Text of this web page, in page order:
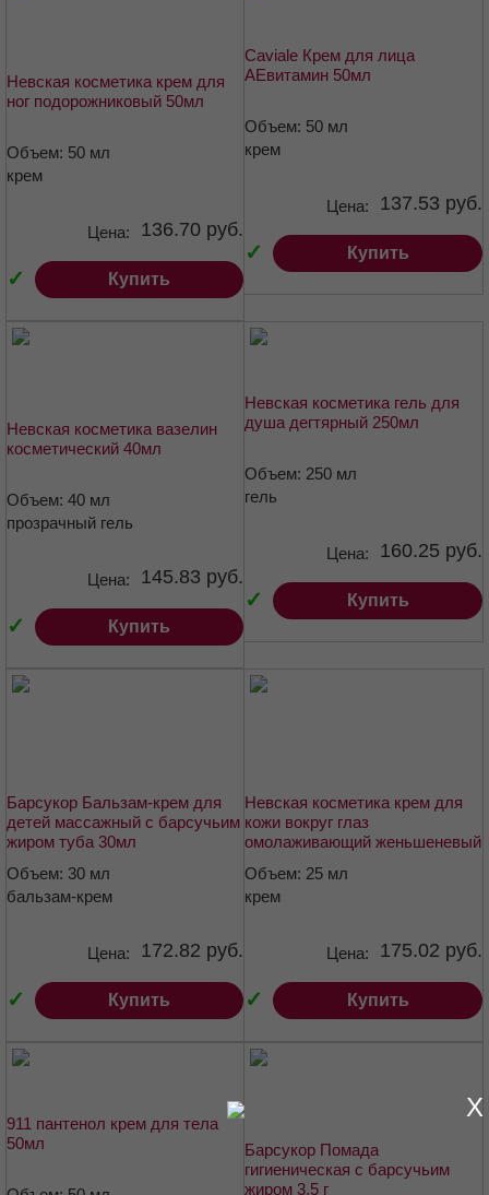
Невская косметика крем для
ног подорожниковый 50мл
Объем: 50 мл
крем
✓
Цена: 136.70 руб.
Купить
Caviale Крем для лица
АЕвитамин 50мл
Объем: 50 мл
крем
✓
Цена: 137.53 руб.
Купить
Невская косметика вазелин
косметический 40мл
Объем: 40 мл
прозрачный гель
✓
Цена: 145.83 руб.
Купить
Невская косметика гель для
душа дегтярный 250мл
Объем: 250 мл
гель
✓
Цена: 160.25 руб.
Купить
Барсукор Бальзам-крем для
детей массажный с барсучьим
жиром туба 30мл
Объем: 30 мл
бальзам-крем
✓
Цена: 172.82 руб.
Купить
Невская косметика крем для
кожи вокруг глаз
омолаживающий женьшеневый
Объем: 25 мл
крем
✓
Цена: 175.02 руб.
Купить
911 пантенол крем для тела
50мл
Барсукор Помада
гигиеническая с барсучьим
жиром 3,5 г
X